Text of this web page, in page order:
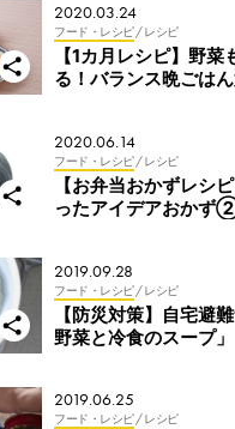
2020.03.24
フード・レシピ/ レシピ
【1カ月レシピ】野
る！バランス晩ごは
2020.06.14
フード・レシピ/ レシピ
【お弁当おかずレシ
ったアイデアおかず
2019.09.28
フード・レシピ/ レシピ
【防災対策】自宅避
野菜と冷食のスープ」
2019.06.25
フード・レシピ/ レシピ